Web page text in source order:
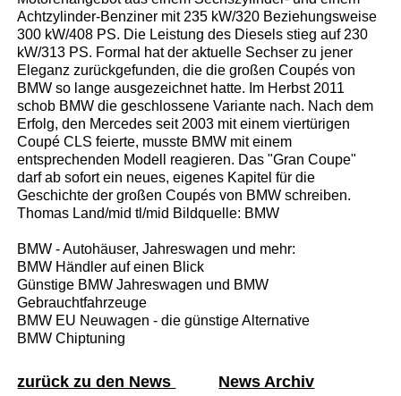
Achtzylinder-Benziner mit 235 kW/320 Beziehungsweise
300 kW/408 PS. Die Leistung des Diesels stieg auf 230
kW/313 PS. Formal hat der aktuelle Sechser zu jener
Eleganz zurückgefunden, die die großen Coupés von
BMW so lange ausgezeichnet hatte. Im Herbst 2011
schob BMW die geschlossene Variante nach. Nach dem
Erfolg, den Mercedes seit 2003 mit einem viertürigen
Coupé CLS feierte, musste BMW mit einem
entsprechenden Modell reagieren. Das "Gran Coupe"
darf ab sofort ein neues, eigenes Kapitel für die
Geschichte der großen Coupés von BMW schreiben.
Thomas Land/mid tl/mid Bildquelle: BMW
BMW - Autohäuser, Jahreswagen und mehr:
BMW Händler auf einen Blick
Günstige BMW Jahreswagen und BMW
Gebrauchtfahrzeuge
BMW EU Neuwagen - die günstige Alternative
BMW Chiptuning
zurück zu den News News Archiv